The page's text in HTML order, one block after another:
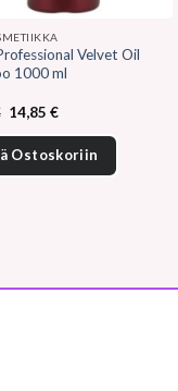
Velvet Oil
1000 ml
Alkuperäinen
hinta
oli:
21,00 €.
14,85€Nykyinen
on:
14,85 €.
Ostoskoriin